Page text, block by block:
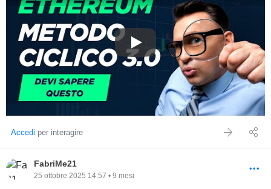
⚠️ Contenuti a solo scopo educativo. Non costituiscono
consulenza finanziaria.
Ethereum a Rischio! ⚠️ Perso
Accedi per interagire
FabriMe21
25 ottobre 2025 14:57 • 9 mesi